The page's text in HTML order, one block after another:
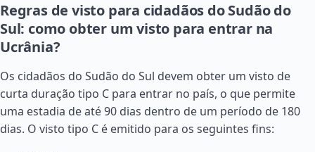
Regras de visto para cidadãos do Sudão do
Sul: como obter um visto para entrar na
Ucrânia?
Os cidadãos do Sudão do Sul devem obter um visto de
curta duração tipo C para entrar no país, o que permite
uma estadia de até 90 dias dentro de um período de 180
dias. O visto tipo C é emitido para os seguintes fins: